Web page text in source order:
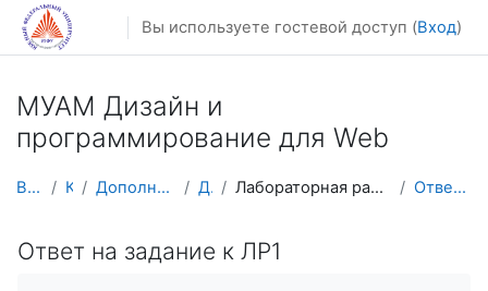
Перейти к основному содержанию
Вы используете гостевой доступ (Вход)
МУАМ Дизайн и
программирование для Web
В начало Курсы Дополнительное образование ДиПВеб Лабораторная работа №1. Семантическая верстка доку... Ответ на задание к ЛР1
Ответ на задание к ЛР1